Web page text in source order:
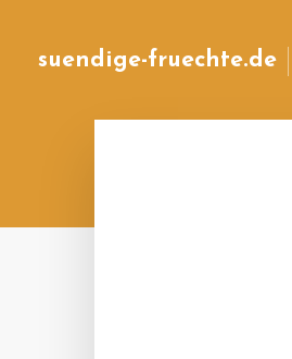
suendige-fruechte.de